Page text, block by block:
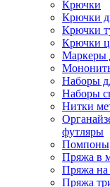
Крючки
Крючки
Крючки
Крючки
Маркеры
Наборы
Наборы
Нитки
футляры
Помпоны
Пряжа в
Пряжа на
Пряжа